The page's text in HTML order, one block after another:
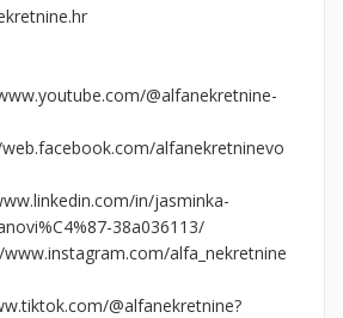
@alfanekretnine-
alfanekretninevo
in/jasminka-
38a036113/
alfa_nekretnine
@alfanekretnine?